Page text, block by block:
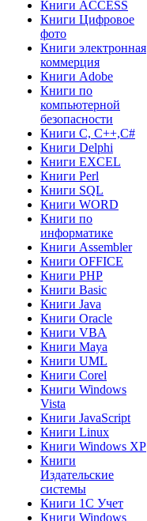
Книги ACCESS
Книги Цифровое
фото
Книги электронная
коммерция
Книги Adobe
Книги по
компьютерной
безопасности
Книги C, C++,С#
Книги Delphi
Книги EXCEL
Книги Perl
Книги SQL
Книги WORD
Книги по
информатике
Книги Assembler
Книги OFFICE
Книги PHP
Книги Basic
Книги Java
Книги Oracle
Книги VBA
Книги Maya
Книги UML
Книги Corel
Книги Windows
Vista
Книги JavaScript
Книги Linux
Книги Windows XP
Книги
Издательские
системы
Книги 1C Учет
Книги Windows